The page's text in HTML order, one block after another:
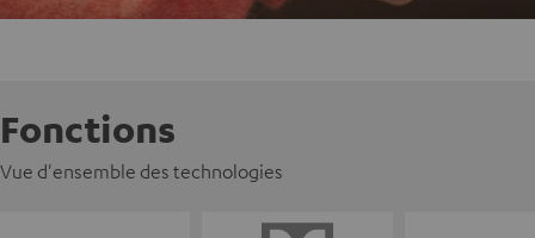
Fonctions
Vue d'ensemble des technologies